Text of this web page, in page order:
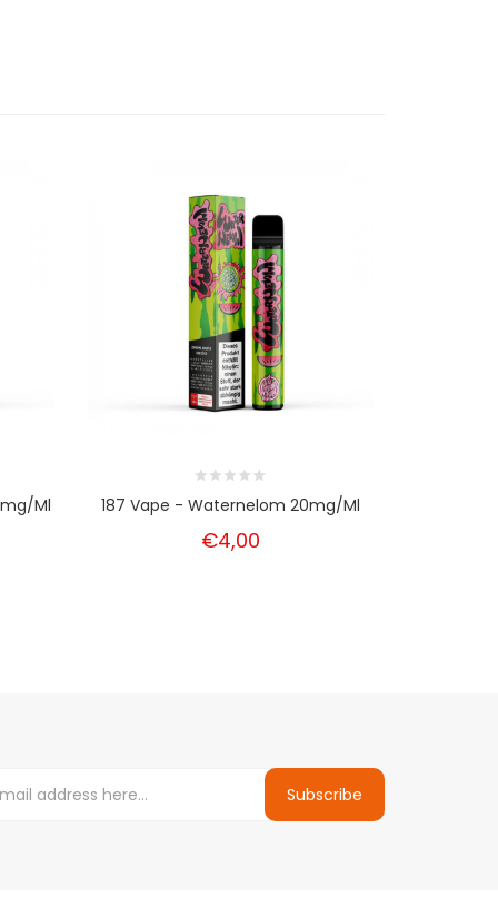
ml 187 Vape - Waternelom 20mg/ml
€4,00
Subscribe